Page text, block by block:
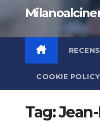
COOKIE POLICY
Tag: